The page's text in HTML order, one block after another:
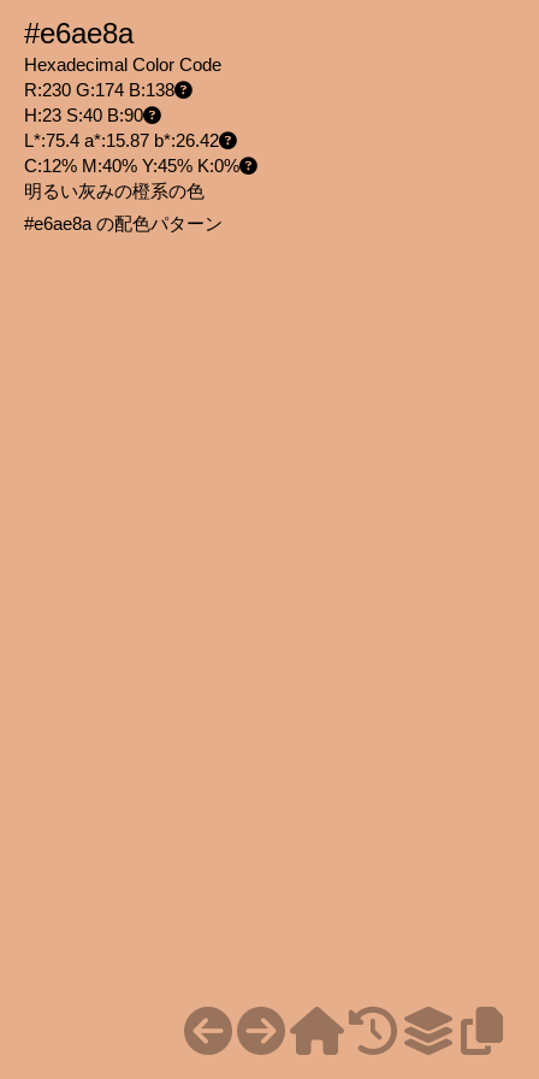
#e6ae8a
Hexadecimal Color Code
R:230 G:174 B:138
H:23 S:40 B:90
L*:75.4 a*:15.87 b*:26.42
C:12% M:40% Y:45% K:0%
明るい灰みの橙系の色
#e6ae8a の配色パターン